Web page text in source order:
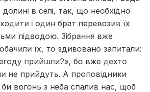
в селі, так, що необхідно
і один брат перевозив їх
підводою. Зібрання вже
їх, то здивовано запитали:
прийшли?», бо вже дехто
не прийдуть. А проповідники
би вогонь з неба спалив нас, щоб